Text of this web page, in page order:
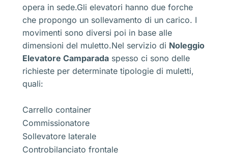
opera in sede.Gli elevatori hanno due forche
che propongo un sollevamento di un carico. I
movimenti sono diversi poi in base alle
dimensioni del muletto.Nel servizio di Noleggio
Elevatore Camparada spesso ci sono delle
richieste per determinate tipologie di muletti,
quali:
Carrello container
Commissionatore
Sollevatore laterale
Controbilanciato frontale